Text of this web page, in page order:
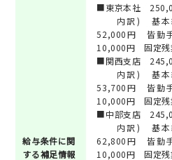
給与条件に関
する補足情報
■東京本社
内訳) 基本給
52,000円 皆勤
10,000円 固定残
■関西支店
内訳) 基本給
53,700円 皆勤
10,000円 固定残
■中部支店
内訳) 基本給
62,800円 皆勤
10,000円 固定残